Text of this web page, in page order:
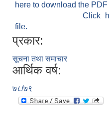
here to download the PDF
Click
file.
प्रकार:
सूचना तथा समाचार
आर्थिक वर्ष:
७८/७९